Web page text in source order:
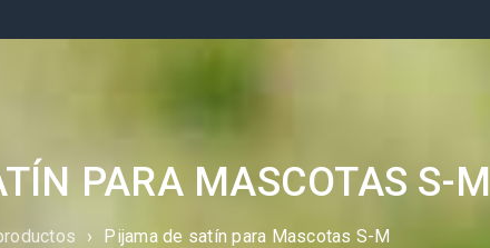
PARA MASCOTAS S-M
› Pijama de satín para Mascotas S-M